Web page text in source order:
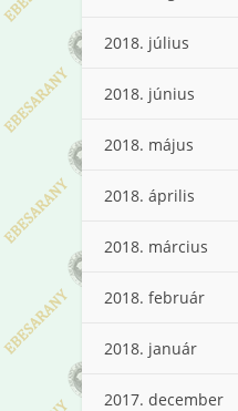
2018. július
2018. június
2018. május
2018. április
2018. március
2018. február
2018. január
2017. december